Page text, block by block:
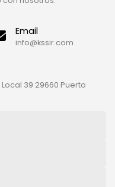
39 29660 Puerto
Email
info@kssir.com